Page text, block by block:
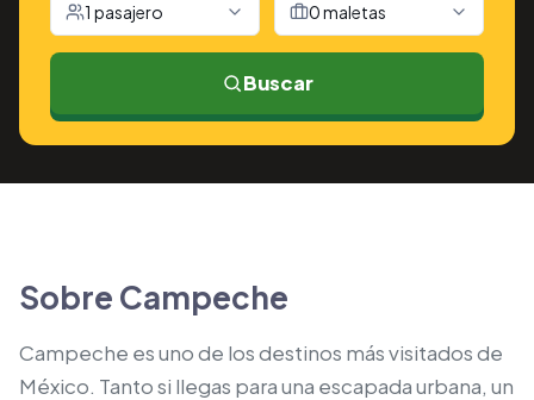
1 pasajero 0 maletas
Buscar
Sobre Campeche
Campeche es uno de los destinos más visitados de
México. Tanto si llegas para una escapada urbana, un